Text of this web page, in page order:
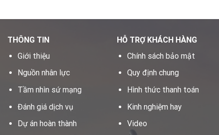
THÔNG TIN
Giới thiệu
Nguồn nhân lực
Tầm nhìn sứ mạng
Đánh giá dịch vụ
Dự án hoàn thành
HỖ TRỢ KHÁCH HÀNG
Chính sách bảo mật
Quy định chung
Hình thức thanh toán
Kinh nghiệm hay
Video